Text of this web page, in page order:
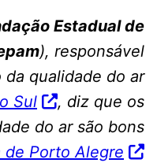
Estadual de
), responsável
qualidade do ar
Sul
, diz que os
do ar são bons
de Porto Alegre